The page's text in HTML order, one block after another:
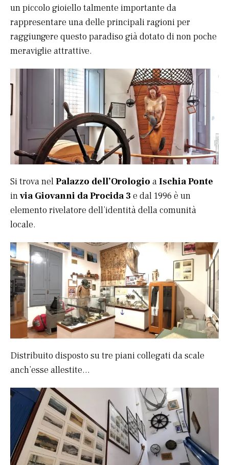
un piccolo gioiello talmente importante da
rappresentare una delle principali ragioni per
raggiungere questo paradiso già dotato di non poche
meraviglie attrattive.
Si trova nelPalazzo dell’Orologio aIschia Ponte
invia Giovanni da Procida 3 e dal 1996 è un
elemento rivelatore dell’identità della comunità
locale.
Distribuito disposto su tre piani collegati da scale
anch’esse allestite…